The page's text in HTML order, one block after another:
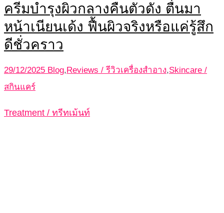
ครีมบำรุงผิวกลางคืนตัวดัง ตื่นมา
หน้าเนียนเด้ง ฟื้นผิวจริงหรือแค่รู้สึก
ดีชั่วคราว
29/12/2025 Blog, Reviews / รีวิวเครื่องสำอาง,Skincare /
สกินแคร์
Treatment / ทรีทเม้นท์